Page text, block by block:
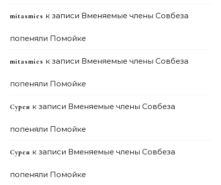
mitasmies к записи Вменяемые члены Совбеза
попеняли Помойке
mitasmies к записи Вменяемые члены Совбеза
попеняли Помойке
Сурен к записи Вменяемые члены Совбеза
попеняли Помойке
Сурен к записи Вменяемые члены Совбеза
попеняли Помойке